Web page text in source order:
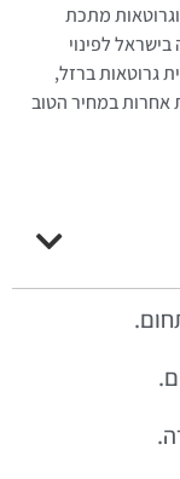
מתכת
לפינוי
גרוטאות ברזל,
אחרות במחיר הטוב